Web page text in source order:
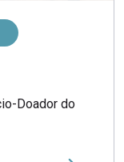
Doador do